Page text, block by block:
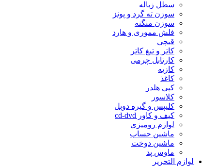
سطل زباله
سوزن ته گرد و پونز
سوزن منگنه
فلش مموری و هارد
قیچی
کاتر و تیغ کاتر
کارتابل چرمی
کازیه
کاغذ
کپی هلدر
کلاسور
کلیپس و گیره دوبل
کیف و کاور cd-dvd
لوازم رومیزی
ماشین حساب
ماشین دوخت
ماوس پد
لوازم التحریر